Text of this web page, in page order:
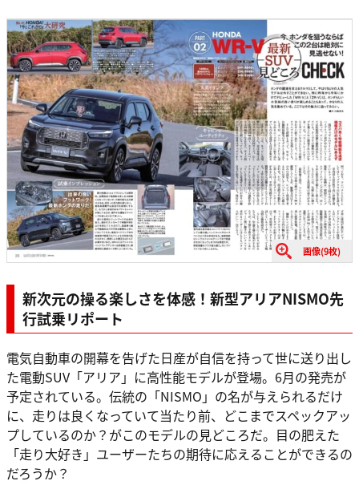
画像(9枚)
新次元の操る楽しさを体感！新型アリアNISMO先
行試乗リポート
電気自動車の開幕を告げた日産が自信を持って世に送り出し
た電動SUV「アリア」に高性能モデルが登場。6月の発売が
予定されている。伝統の「NISMO」の名が与えられるだけ
に、走りは良くなっていて当たり前、どこまでスペックアッ
プしているのか？がこのモデルの見どころだ。目の肥えた
「走り大好き」ユーザーたちの期待に応えることができるの
だろうか？